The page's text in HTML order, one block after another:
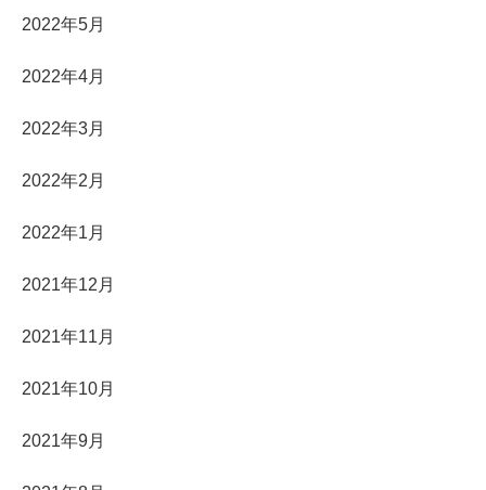
2022年5月
2022年4月
2022年3月
2022年2月
2022年1月
2021年12月
2021年11月
2021年10月
2021年9月